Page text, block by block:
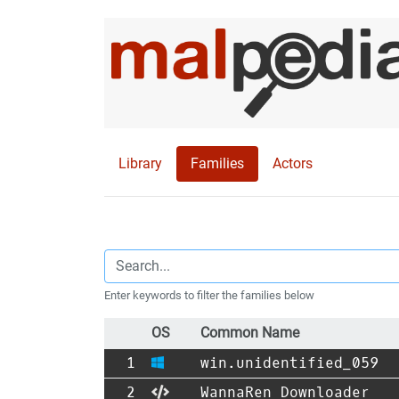
Library Families Actors
Enter keywords to filter the families below
OS Common Name
win.unidentified_059
WannaRen Downloader